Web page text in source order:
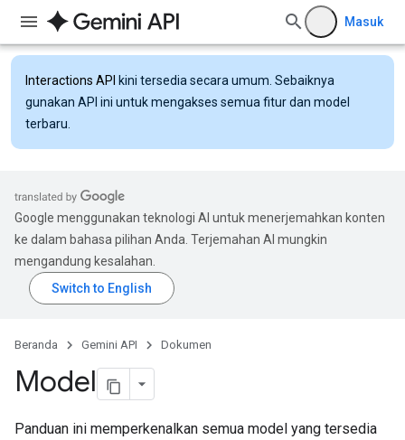
Masuk
Interactions API kini tersedia secara umum. Sebaiknya
gunakan API ini untuk mengakses semua fitur dan model
terbaru.
Google menggunakan teknologi AI untuk menerjemahkan konten
ke dalam bahasa pilihan Anda. Terjemahan AI mungkin
mengandung kesalahan.
Beranda Gemini API Dokumen
Model
Panduan ini memperkenalkan semua model yang tersedia